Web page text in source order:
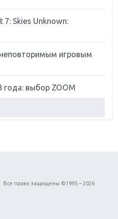
Skies Unknown:
игровым
года: выбор ZOOM
4: вершина эволюции
консолей: Spider-Man и
Все права защищены ©1995 – 2026